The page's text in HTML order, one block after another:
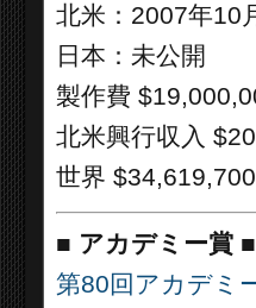
北米：2007年10
日本：未公開
製作費
北米興行収入
世界 $34,619,700
■ アカデミー賞 ■
第80回アカデミ